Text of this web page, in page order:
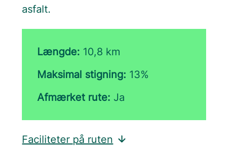
asfalt.
Længde: 10,8 km
Maksimal stigning: 13%
Afmærket rute: Ja
Faciliteter på ruten